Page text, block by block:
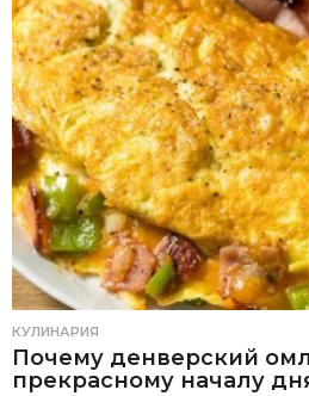
КУЛИНАРИЯ
Почему денверский
прекрасному началу